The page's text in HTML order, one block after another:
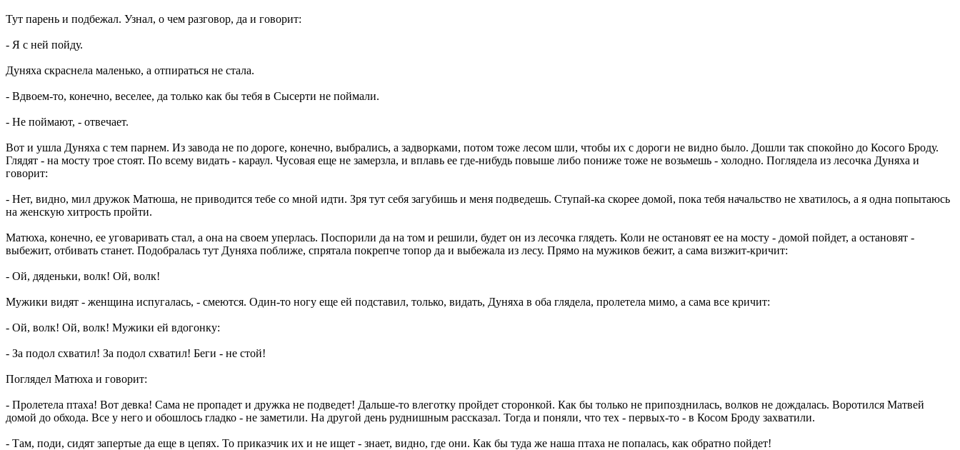
Тут парень и подбежал. Узнал, о чем разговор, да и говорит:
- Я с ней пойду.
Дуняха скраснела маленько, а отпираться не стала.
- Вдвоем-то, конечно, веселее, да только как бы тебя в Сысерти не поймали.
- Не поймают, - отвечает.
Вот и ушла Дуняха с тем парнем. Из завода не по дороге, конечно, выбрались, а задворками, потом тоже лесом шли, чтобы их с дороги не видно было. Дошли так спокойно до Косого Броду.
Глядят - на мосту трое стоят. По всему видать - караул. Чусовая еще не замерзла, и вплавь ее где-нибудь повыше либо пониже тоже не возьмешь - холодно. Поглядела из лесочка Дуняха и
говорит:
- Нет, видно, мил дружок Матюша, не приводится тебе со мной идти. Зря тут себя загубишь и меня подведешь. Ступай-ка скорее домой, пока тебя начальство не хватилось, а я одна попытаюсь
на женскую хитрость пройти.
Матюха, конечно, ее уговаривать стал, а она на своем уперлась. Поспорили да на том и решили, будет он из лесочка глядеть. Коли не остановят ее на мосту - домой пойдет, а остановят -
выбежит, отбивать станет. Подобралась тут Дуняха поближе, спрятала покрепче топор да и выбежала из лесу. Прямо на мужиков бежит, а сама визжит-кричит:
- Ой, дяденьки, волк! Ой, волк!
Мужики видят - женщина испугалась, - смеются. Один-то ногу еще ей подставил, только, видать, Дуняха в оба глядела, пролетела мимо, а сама все кричит:
- Ой, волк! Ой, волк! Мужики ей вдогонку:
- За подол схватил! За подол схватил! Беги - не стой!
Поглядел Матюха и говорит:
- Пролетела птаха! Вот девка! Сама не пропадет и дружка не подведет! Дальше-то влеготку пройдет сторонкой. Как бы только не припозднилась, волков не дождалась. Воротился Матвей
домой до обхода. Все у него и обошлось гладко - не заметили. На другой день руднишным рассказал. Тогда и поняли, что тех - первых-то - в Косом Броду захватили.
- Там, поди, сидят запертые да еще в цепях. То приказчик их и не ищет - знает, видно, где они. Как бы туда же наша птаха не попалась, как обратно пойдет!